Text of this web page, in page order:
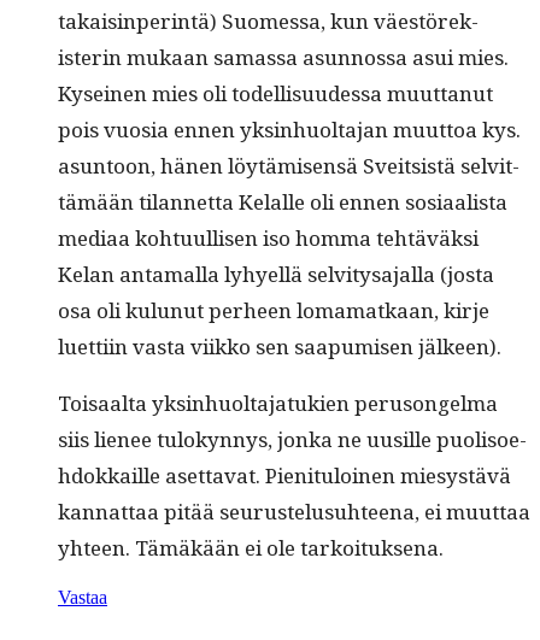
takaisin­per­in­tä) Suomes­sa, kun väestörek­
isterin mukaan samas­sa asun­nos­sa asui mies.
Kyseinen mies oli todel­lisu­udessa muut­tanut
pois vuosia ennen yksin­huolta­jan muut­toa kys.
asun­toon, hänen löytämisen­sä Sveit­sistä selvit­
tämään tilan­net­ta Kelalle oli ennen sosi­aal­ista
medi­aa kohtu­ullisen iso hom­ma tehtäväk­si
Kelan anta­mal­la lyhyel­lä selvi­tysa­jal­la (jos­ta
osa oli kulunut per­heen loma­matkaan, kir­je
luet­ti­in vas­ta viikko sen saa­pumisen jälkeen).
Toisaal­ta yksin­huolta­jatukien peru­songel­ma
siis lie­nee tulokyn­nys, jon­ka ne uusille puolisoe­
hdokkaille aset­ta­vat. Pien­i­t­u­loinen miesys­tävä
kan­nat­taa pitää seu­rustelusuh­teena, ei muut­taa
yhteen. Tämäkään ei ole tarkoituksena.
Vastaa